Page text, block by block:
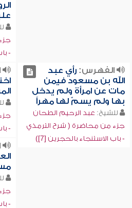
-
الفهرس:رأي عبد
الله بن مسعود فيمن
مات عن امرأة ولم يدخل
بها ولم يسمّ لها مهراً
للشيخ: عبد الرحيم الطحان
جزء من محاضرة ( شرح الترمذي
- باب الاستنجاء بالحجرين [7])
-
-